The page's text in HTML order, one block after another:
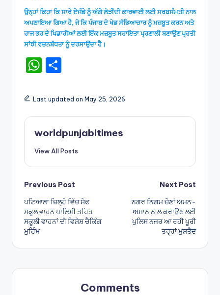
ਉਨ੍ਹਾਂ ਕਿਹਾ ਕਿ ਸਾਰੇ ਏਜੰਡੇ ਨੂੰ ਅੱਗੇ ਲੋੜੀਂਦੀ ਕਾਰਵਾਈ ਲਈ ਸਰਬਸੰਮਤੀ ਨਾਲ
ਅਪਣਾਇਆ ਗਿਆ ਹੈ, ਜੋ ਕਿ ਪੰਜਾਬ ਦੇ ਖੇਡ ਸੱਭਿਆਚਾਰ ਨੂੰ ਮਜ਼ਬੂਤ ਕਰਨ ਅਤੇ
ਰਾਜ ਭਰ ਦੇ ਖਿਡਾਰੀਆਂ ਲਈ ਇੱਕ ਮਜ਼ਬੂਤ ਸਹਾਇਤਾ ਪ੍ਰਣਾਲੀ ਬਣਾਉਣ ਪ੍ਰਤੀ
ਸਾਂਝੀ ਵਚਨਬੱਧਤਾ ਨੂੰ ਦਰਸਾਉਂਦਾ ਹੈ।
W
a
ts
A
p
ar
e
Last updated on May 25, 2026
worldpunjabitimes
View All Posts
Post
navigation
Previous Post
ਪਟਿਆਲਾ ਜ਼ਿਲ੍ਹੇ ਵਿੱਚ ਸੇਫ
ਸਕੂਲ ਵਾਹਨ ਪਾਲਿਸੀ ਤਹਿਤ
ਸਕੂਲੀ ਵਾਹਨਾਂ ਦੀ ਵਿਸ਼ੇਸ਼ ਚੈਕਿੰਗ
ਮੁਹਿੰਮ
Next Post
ਨਗਰ ਨਿਗਮ ਚੋਣਾਂ ਅਮਨ-
ਅਮਾਨ ਨਾਲ ਕਰਾਉਣ ਲਈ
ਪੁਲਿਸ ਨਜਰ ਆ ਰਹੀ ਪੂਰੀ
ਤਰ੍ਹਾਂ ਮੁਸ਼ਤੈਦ
Comments